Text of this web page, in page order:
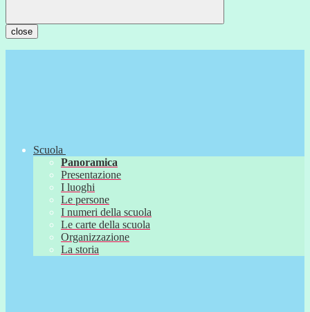
close
Scuola
Panoramica
Presentazione
I luoghi
Le persone
I numeri della scuola
Le carte della scuola
Organizzazione
La storia